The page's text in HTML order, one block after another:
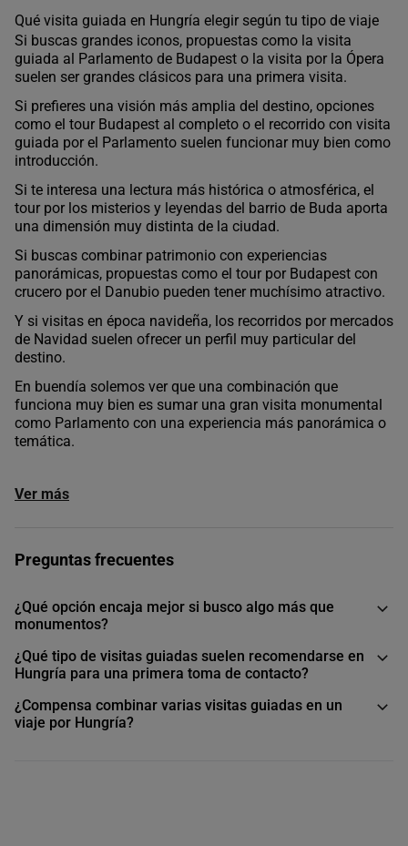
Qué visita guiada en Hungría elegir según tu tipo de viaje
Si buscas grandes iconos, propuestas como la visita
guiada al Parlamento de Budapest o la visita por la Ópera
suelen ser grandes clásicos para una primera visita.
Si prefieres una visión más amplia del destino, opciones
como el tour Budapest al completo o el recorrido con visita
guiada por el Parlamento suelen funcionar muy bien como
introducción.
Si te interesa una lectura más histórica o atmosférica, el
tour por los misterios y leyendas del barrio de Buda aporta
una dimensión muy distinta de la ciudad.
Si buscas combinar patrimonio con experiencias
panorámicas, propuestas como el tour por Budapest con
crucero por el Danubio pueden tener muchísimo atractivo.
Y si visitas en época navideña, los recorridos por mercados
de Navidad suelen ofrecer un perfil muy particular del
destino.
En buendía solemos ver que una combinación que
funciona muy bien es sumar una gran visita monumental
como Parlamento con una experiencia más panorámica o
temática.
Ver más
Preguntas frecuentes
¿Qué opción encaja mejor si busco algo más que
monumentos?
¿Qué tipo de visitas guiadas suelen recomendarse en
Hungría para una primera toma de contacto?
¿Compensa combinar varias visitas guiadas en un
viaje por Hungría?